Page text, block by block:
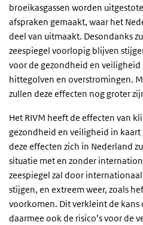
broeikasgassen worden
afspraken gemaakt, waar het
deel van uitmaakt. Desondanks
zeespiegel voorlopig blijven
voor de gezondheid en
hittegolven en overstromingen.
zullen deze effecten nog groter
Het RIVM heeft de effecten van
gezondheid en veiligheid in
deze effecten zich in Nederland
situatie met en zonder
zeespiegel zal door
stijgen, en extreem weer, zoals
voorkomen. Dit verkleint de kans
daarmee ook de risico’s voor de